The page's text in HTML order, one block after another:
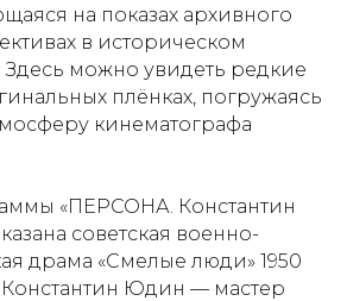
на показах архивного
в историческом
можно увидеть редкие
плёнках, погружаясь
кинематографа
«ПЕРСОНА. Константин
советская военно-
драма «Смелые люди» 1950
Юдин — мастер